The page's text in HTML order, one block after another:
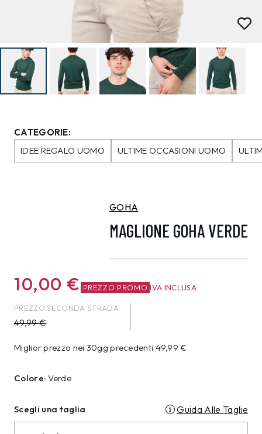
CATEGORIE:
IDEE REGALO UOMO
ULTIME OCCASIONI UOMO
GOHA
MAGLIONE GOHA VERDE
10,00 € PREZZO PROMO IVA INCLUSA
PREZZO SECONDA STRADA
49,99€
Miglior prezzo nei 30gg precedenti 49,99€
Colore: Verde
Scegli una taglia Guida Alle Taglie